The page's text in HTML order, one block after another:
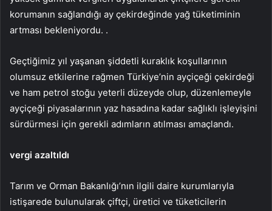
korumanın sağlandığı ay çekirdeğinde yağ tüketiminin
artması bekleniyordu. .
Geçtiğimiz yıl yaşanan şiddetli kuraklık koşullarının
olumsuz etkilerine rağmen Türkiye’nin ayçiçeği çekirdeği
ve ham petrol stoğu yeterli düzeyde olup, düzenlemeyle
ayçiçeği piyasalarının yaz hasadına kadar sağlıklı işleyişini
sürdürmesi için gerekli adımların atılması amaçlandı.
vergi azaltıldı
Tarım ve Orman Bakanlığı’nın ilgili daire kurumlarıyla
istişarede bulunularak çiftçi, üretici ve tüketicilerin